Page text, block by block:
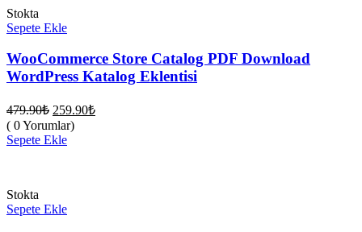
Stokta
Sepete Ekle
WooCommerce Store Catalog PDF Download
WordPress Katalog Eklentisi
479.90₺ Orijinal
fiyat:
479.90₺.
259.90₺Şu
( 0 Yorumlar)
Sepete Ekle
Stokta
Sepete Ekle